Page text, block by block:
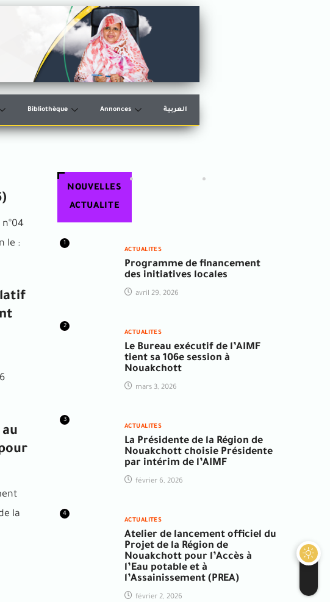
Bibliothèque Annonces العربية
le :
la
NOUVELLES
ACTUALITE
1
ACTUALITES
Programme de financement
des initiatives locales
avril 29, 2026
2
ACTUALITES
Le Bureau exécutif de l’AIMF
tient sa 106e session à
Nouakchott
mars 3, 2026
3
ACTUALITES
La Présidente de la Région de
Nouakchott choisie Présidente
par intérim de l’AIMF
février 6, 2026
4
ACTUALITES
Atelier de lancement officiel du
Projet de la Région de
Nouakchott pour l’Accès à
l’Eau potable et à
l’Assainissement (PREA)
février 2, 2026